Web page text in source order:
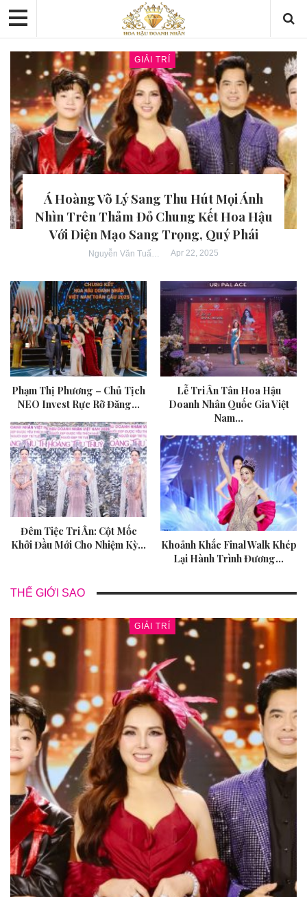
GIẢI TRÍ
Á Hoàng Võ Lý Sang Thu Hút Mọi Ánh
Nhìn Trên Thảm Đỏ Chung Kết Hoa Hậu
Với Diện Mạo Sang Trọng, Quý Phái
Apr 22, 2025
Phạm Thị Phương – Chủ Tịch
NEO Invest Rực Rỡ Đăng…
Đêm Tiệc Tri Ân: Cột Mốc
Khởi Đầu Mới Cho Nhiệm Kỳ…
Lễ Tri Ân Tân Hoa Hậu
Doanh Nhân Quốc Gia Việt
Nam…
Khoảnh Khắc Final Walk Khép
Lại Hành Trình Đương…
THẾ GIỚI SAO
GIẢI TRÍ